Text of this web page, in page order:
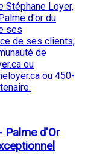
Stéphane Loyer,
d'or du
ses
de ses clients,
de
ou
ou 450-
Palme d'Or